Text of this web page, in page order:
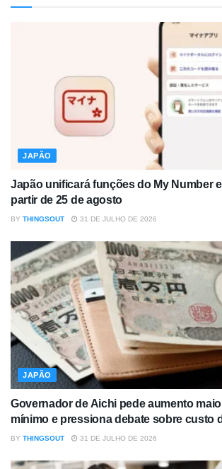
JAPÃO
Japão unificará funções do My Number
partir de 25 de agosto
BY THINGSOUT 31 DE JULHO DE 2026
JAPÃO
Governador de Aichi pede aumento
mínimo e pressiona debate sobre custo
BY THINGSOUT 31 DE JULHO DE 2026